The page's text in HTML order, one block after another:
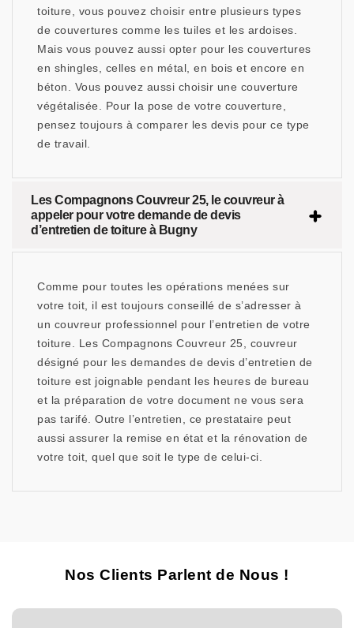
toiture, vous pouvez choisir entre plusieurs types
de couvertures comme les tuiles et les ardoises.
Mais vous pouvez aussi opter pour les couvertures
en shingles, celles en métal, en bois et encore en
béton. Vous pouvez aussi choisir une couverture
végétalisée. Pour la pose de votre couverture,
pensez toujours à comparer les devis pour ce type
de travail.
Les Compagnons Couvreur 25, le couvreur à
appeler pour votre demande de devis
d’entretien de toiture à Bugny
Comme pour toutes les opérations menées sur
votre toit, il est toujours conseillé de s’adresser à
un couvreur professionnel pour l’entretien de votre
toiture. Les Compagnons Couvreur 25, couvreur
désigné pour les demandes de devis d’entretien de
toiture est joignable pendant les heures de bureau
et la préparation de votre document ne vous sera
pas tarifé. Outre l’entretien, ce prestataire peut
aussi assurer la remise en état et la rénovation de
votre toit, quel que soit le type de celui-ci.
Nos Clients Parlent de Nous !